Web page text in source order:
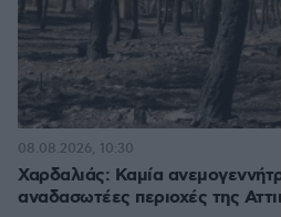
Χαρδαλιάς: Καμία
αναδασωτέες περιοχές της
08.08.2026, 10:30